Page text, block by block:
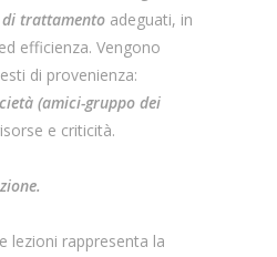
trattamento adeguati, in
efficienza. Vengono
di provenienza:
(amici-gruppo dei
e criticità.
lezioni rappresenta la